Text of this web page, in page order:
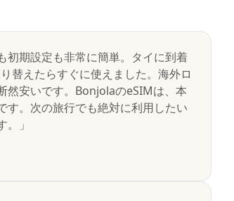
初期設定も非常に簡単。タイに到着
替えたらすぐに使えました。海外ロ
然安いです。BonjolaのeSIMは、本
す。次の旅行でも絶対に利用したい
。」